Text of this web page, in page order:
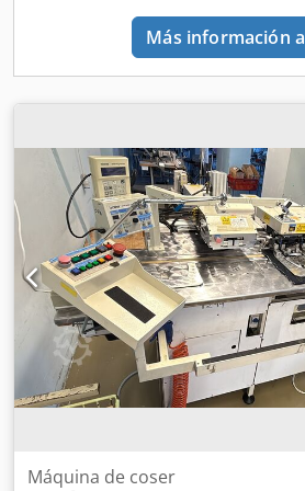
promocionales • Producción de
Fábricas de bordado pequeñas y
textil multicolor Incluye • Máquina
1204B-BC • 4 cabezales de bordado
de hilo • Mesa industrial / bastidor
Nduds Aa Eorf • Panel de control •
canilla • Bastidores/aros de
Valga, Estonia Desmontaje y
responsable del desmontaje, carga y
recomienda desmontaje profesional
planificación del transporte.
Más información
Máquina de coser